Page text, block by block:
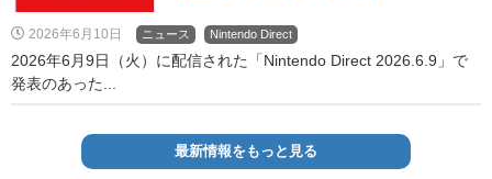
2026年6月10日 ニュース Nintendo Direct
2026年6月9日（火）に配信された「Nintendo Direct 2026.6.9」で
発表のあった...
最新情報をもっと見る